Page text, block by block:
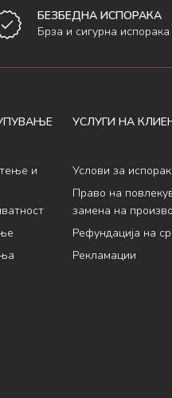
БЕЗБЕДНА ИСПОРАКА
Брза и сигурна испорака
и
УСЛУГИ НА
Услови за
Право на
замена на
Рефундација на
Рекламации